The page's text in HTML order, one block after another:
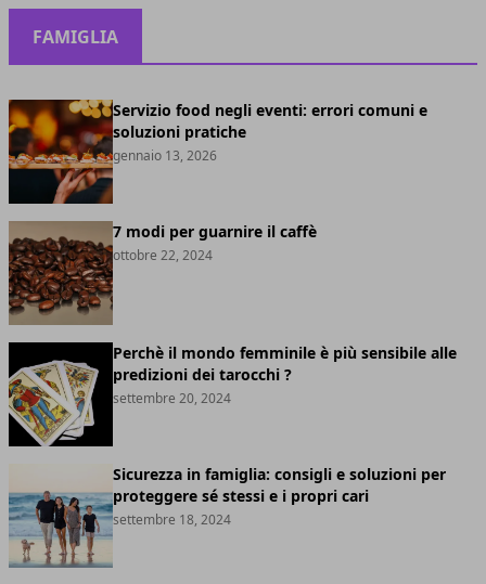
FAMIGLIA
Servizio food negli eventi: errori comuni e
soluzioni pratiche
gennaio 13, 2026
7 modi per guarnire il caffè
ottobre 22, 2024
Perchè il mondo femminile è più sensibile alle
predizioni dei tarocchi ?
settembre 20, 2024
Sicurezza in famiglia: consigli e soluzioni per
proteggere sé stessi e i propri cari
settembre 18, 2024